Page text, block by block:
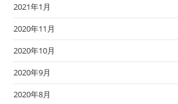
2021年1月
2020年11月
2020年10月
2020年9月
2020年8月